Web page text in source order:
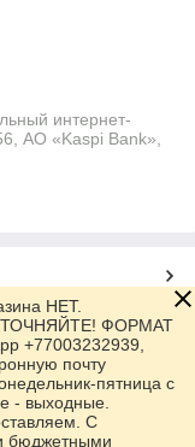
интернет-
АО «Kaspi Bank»,
НЕТ.
ФОРМАТ
+77003232939,
почту
пятница с
- выходные.
С
бюджетными